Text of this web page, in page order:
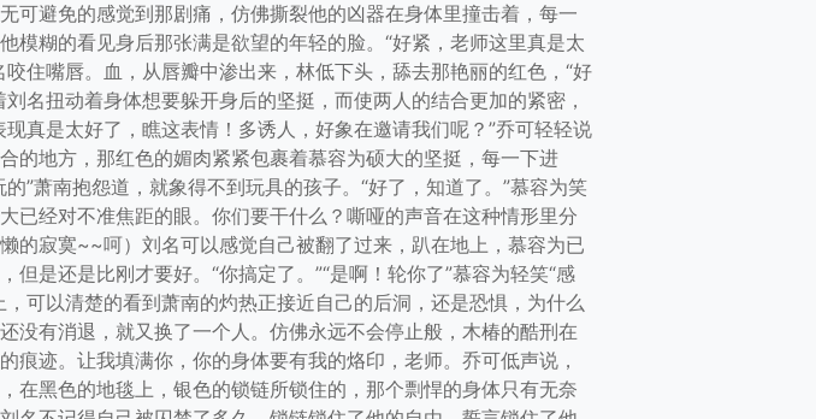
可避免的感觉到那剧痛，仿佛撕裂他的凶器在身体里撞击着，每一
糊的看见身后那张满是欲望的年轻的脸。“好紧，老师这里真是太
住嘴唇。血，从唇瓣中渗出来，林低下头，舔去那艳丽的红色，“好
名扭动着身体想要躲开身后的坚挺，而使两人的结合更加的紧密，
真是太好了，瞧这表情！多诱人，好象在邀请我们呢？”乔可轻轻说
的地方，那红色的媚肉紧紧包裹着慕容为硕大的坚挺，每一下进
”萧南抱怨道，就象得不到玩具的孩子。“好了，知道了。”慕容为笑
已经对不准焦距的眼。你们要干什么？嘶哑的声音在这种情形里分
的寂寞~~呵）刘名可以感觉自己被翻了过来，趴在地上，慕容为已
是还是比刚才要好。“你搞定了。”“是啊！轮你了”慕容为轻笑“感
可以清楚的看到萧南的灼热正接近自己的后洞，还是恐惧，为什么
没有消退，就又换了一个人。仿佛永远不会停止般，木椿的酷刑在
迹。让我填满你，你的身体要有我的烙印，老师。乔可低声说，
在黑色的地毯上，银色的锁链所锁住的，那个剽悍的身体只有无奈